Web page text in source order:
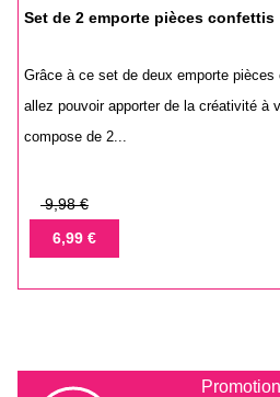
Set de 2 emporte pièces confettis
Grâce à ce set de deux emporte
allez pouvoir apporter de la créativité à
compose de 2...
Prix
base
9,98 €
Prix6,99 €